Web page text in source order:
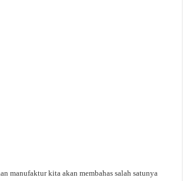
manufaktur kita akan membahas salah satunya